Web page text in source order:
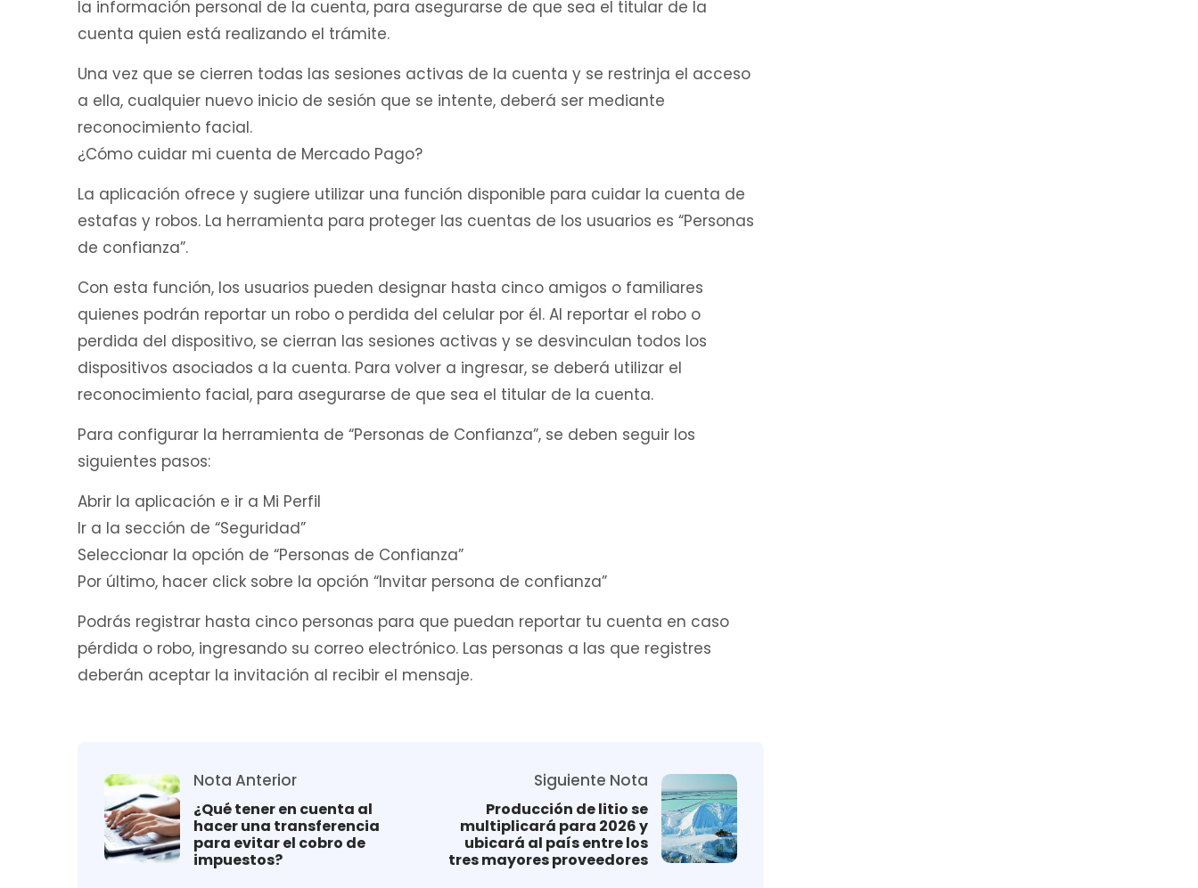
la información personal de la cuenta, para asegurarse de que sea el titular de la
cuenta quien está realizando el trámite.
Una vez que se cierren todas las sesiones activas de la cuenta y se restrinja el acceso
a ella, cualquier nuevo inicio de sesión que se intente, deberá ser mediante
reconocimiento facial.
¿Cómo cuidar mi cuenta de Mercado Pago?
La aplicación ofrece y sugiere utilizar una función disponible para cuidar la cuenta de
estafas y robos. La herramienta para proteger las cuentas de los usuarios es “Personas
de confianza”.
Con esta función, los usuarios pueden designar hasta cinco amigos o familiares
quienes podrán reportar un robo o perdida del celular por él. Al reportar el robo o
perdida del dispositivo, se cierran las sesiones activas y se desvinculan todos los
dispositivos asociados a la cuenta. Para volver a ingresar, se deberá utilizar el
reconocimiento facial, para asegurarse de que sea el titular de la cuenta.
Para configurar la herramienta de “Personas de Confianza”, se deben seguir los
siguientes pasos:
Abrir la aplicación e ir a Mi Perfil
Ir a la sección de “Seguridad”
Seleccionar la opción de “Personas de Confianza”
Por último, hacer click sobre la opción “Invitar persona de confianza”
Podrás registrar hasta cinco personas para que puedan reportar tu cuenta en caso
pérdida o robo, ingresando su correo electrónico. Las personas a las que registres
deberán aceptar la invitación al recibir el mensaje.
Nota Anterior
¿Qué tener en cuenta al
hacer una transferencia
para evitar el cobro de
impuestos?
Siguiente Nota
Producción de litio se
multiplicará para 2026 y
ubicará al país entre los
tres mayores proveedores